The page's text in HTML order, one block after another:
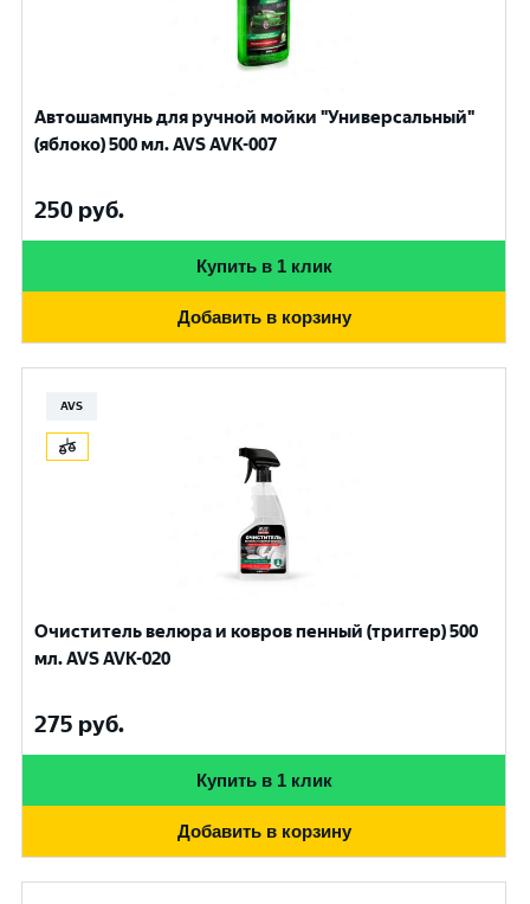
Автошампунь для ручной мойки "Универсальный"
(яблоко) 500 мл. AVS AVK-007
250 руб.
Купить в 1 клик
Добавить в корзину
AVS
Очиститель велюра и ковров пенный (триггер) 500
мл. AVS AVK-020
275 руб.
Купить в 1 клик
Добавить в корзину